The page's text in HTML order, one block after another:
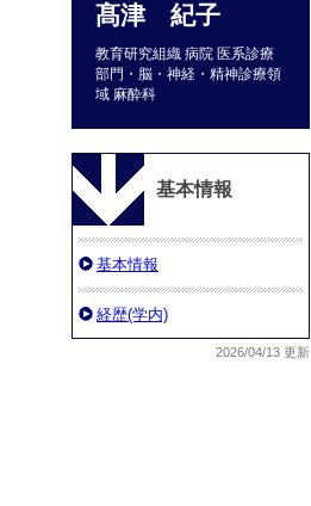
髙津 紀子
教育研究組織 病院 医系診療
部門・脳・神経・精神診療領
域 麻酔科
基本情報
基本情報
経歴(学内)
2026/04/13 更新